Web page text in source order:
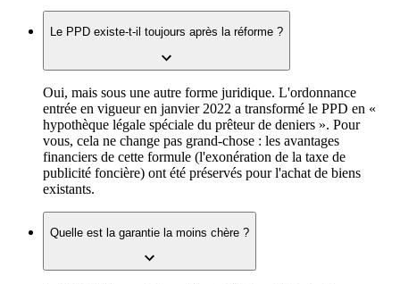
Le PPD existe-t-il toujours après la réforme ?
Oui, mais sous une autre forme juridique. L'ordonnance
entrée en vigueur en janvier 2022 a transformé le PPD en «
hypothèque légale spéciale du prêteur de deniers ». Pour
vous, cela ne change pas grand-chose : les avantages
financiers de cette formule (l'exonération de la taxe de
publicité foncière) ont été préservés pour l'achat de biens
existants.
Quelle est la garantie la moins chère ?